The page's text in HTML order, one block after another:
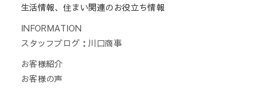
生活情報、住まい関連のお役立ち情報
INFORMATION
スタッフブログ：川口商事
お客様紹介
お客様の声